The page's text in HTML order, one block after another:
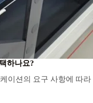
하나요?
이션의 요구 사항에 따라